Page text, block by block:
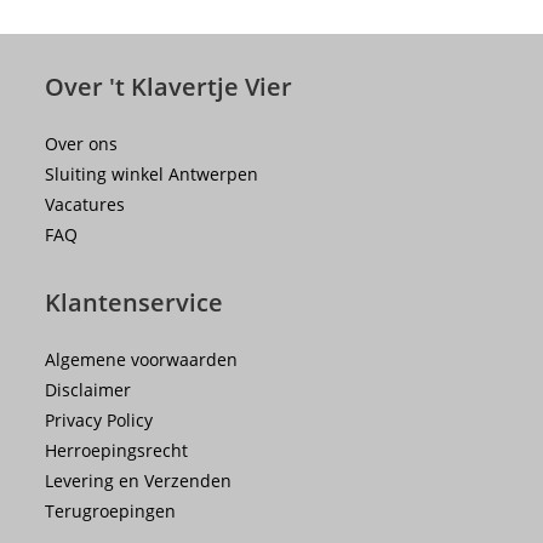
Over 't Klavertje Vier
Over ons
Sluiting winkel Antwerpen
Vacatures
FAQ
Klantenservice
Algemene voorwaarden
Disclaimer
Privacy Policy
Herroepingsrecht
Levering en Verzenden
Terugroepingen